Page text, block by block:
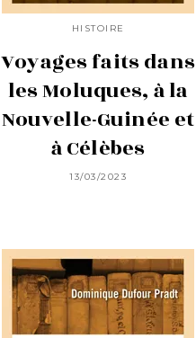
HISTOIRE
Voyages faits dans
les Moluques, à la
Nouvelle-Guinée et
à Célèbes
13/03/2023